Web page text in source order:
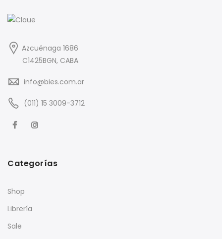
Azcuénaga 1686
C1425BGN, CABA
info@bies.com.ar
(011) 15 3009-3712
Categorías
Shop
Librería
Sale